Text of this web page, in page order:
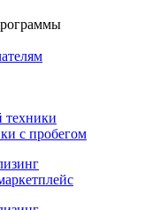
техники
с пробегом